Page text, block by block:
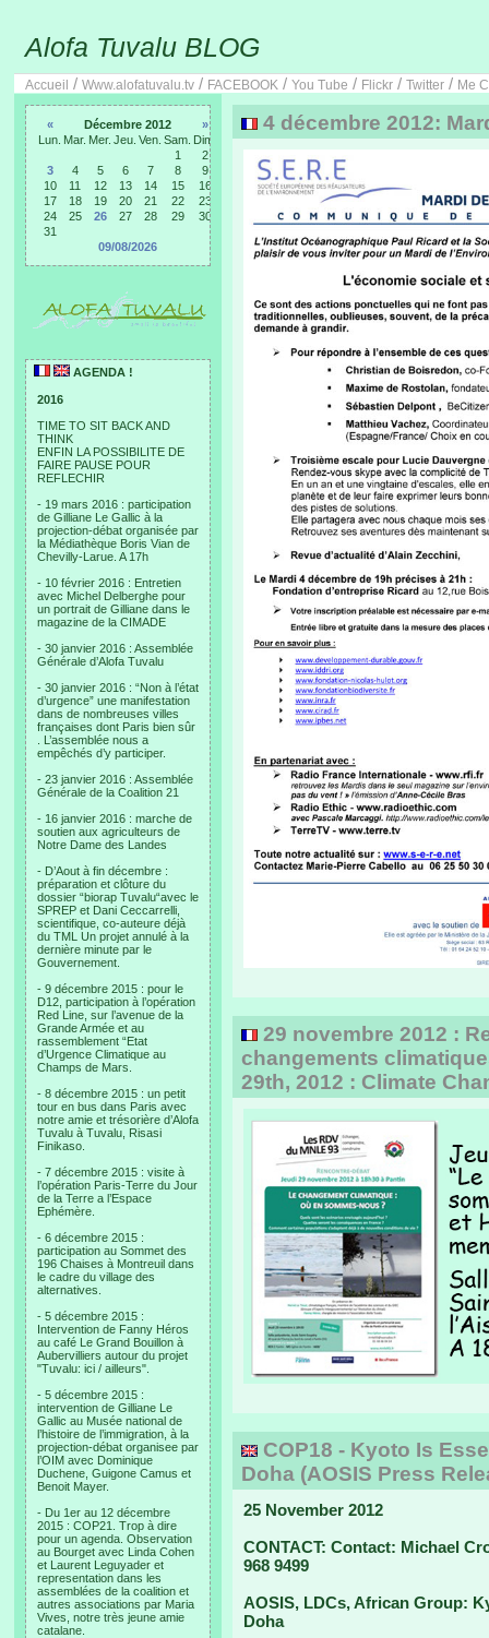
Alofa Tuvalu BLOG
Accueil / Www.alofatuvalu.tv / FACEBOOK / You Tube / Flickr / Twitter / Me
« Décembre 2012
»
Lun. Mar. Mer. Jeu. Ven. Sam. Dim.
1
2
3
4 5 6 7 8
9
10
11 12 13 14 15
16
17
18 19 20 21 22
23
24
25 26 27 28 29
30
31
09/08/2026
AGENDA !
2016
TIME TO SIT BACK AND
THINK
ENFIN LA POSSIBILITE DE
FAIRE PAUSE POUR
REFLECHIR
- 19 mars 2016 : participation
de Gilliane Le Gallic à la
projection-débat organisée par
la Médiathèque Boris Vian de
Chevilly-Larue. A 17h
- 10 février 2016 : Entretien
avec Michel Delberghe pour
un portrait de Gilliane dans le
magazine de la CIMADE
- 30 janvier 2016 : Assemblée
Générale d’Alofa Tuvalu
- 30 janvier 2016 : “Non à l’état
d’urgence” une manifestation
dans de nombreuses villes
françaises dont Paris bien sûr
. L’assemblée nous a
empêchés d’y participer.
- 23 janvier 2016 : Assemblée
Générale de la Coalition 21
- 16 janvier 2016 : marche de
soutien aux agriculteurs de
Notre Dame des Landes
- D’Aout à fin décembre :
préparation et clôture du
dossier “biorap Tuvalu“avec le
SPREP et Dani Ceccarrelli,
scientifique, co-auteure déjà
du TML Un projet annulé à la
dernière minute par le
Gouvernement.
- 9 décembre 2015 : pour le
D12, participation à l’opération
Red Line, sur l’avenue de la
Grande Armée et au
rassemblement “Etat
d’Urgence Climatique au
Champs de Mars.
- 8 décembre 2015 : un petit
tour en bus dans Paris avec
notre amie et trésorière d’Alofa
Tuvalu à Tuvalu, Risasi
Finikaso.
- 7 décembre 2015 : visite à
l’opération Paris-Terre du Jour
de la Terre a l’Espace
Ephémère.
- 6 décembre 2015 :
participation au Sommet des
196 Chaises à Montreuil dans
le cadre du village des
alternatives.
- 5 décembre 2015 :
Intervention de Fanny Héros
au café Le Grand Bouillon à
Aubervilliers autour du projet
"Tuvalu: ici / ailleurs".
- 5 décembre 2015 :
intervention de Gilliane Le
Gallic au Musée national de
l’histoire de l’immigration, à la
projection-débat organisee par
l’OIM avec Dominique
Duchene, Guigone Camus et
Benoit Mayer.
- Du 1er au 12 décembre
2015 : COP21. Trop à dire
pour un agenda. Observation
au Bourget avec Linda Cohen
et Laurent Leguyader et
representation dans les
assemblées de la coalition et
autres associations par Maria
Vives, notre très jeune amie
catalane.
4 décembre 2012:
29 novembre 2012 :
changements
29th, 2012 : Climate
COP18 - Kyoto Is
Doha (AOSIS Press
25 November 2012
CONTACT: Contact: Michael
968 9499
AOSIS, LDCs, African Group:
Doha